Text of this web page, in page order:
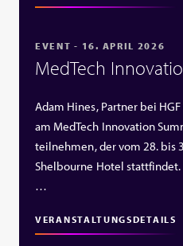
EVENT - 16. APRIL 2026
MedTech
Adam Hines, Partner bei
am MedTech Innovation
teilnehmen, der vom 28. bis
Shelbourne Hotel
…
VERANSTALTUNGSDETAILS